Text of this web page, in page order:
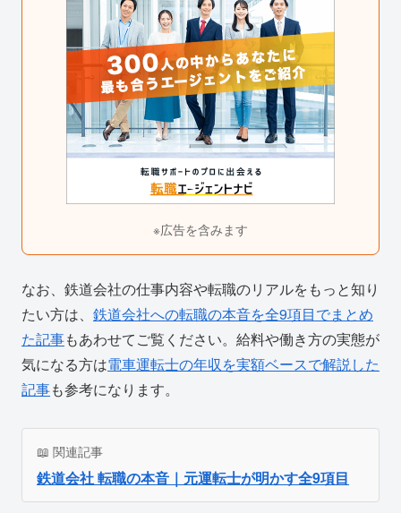
※広告を含みます
なお、鉄道会社の仕事内容や転職のリアルをもっと知り
たい方は、 鉄道会社への転職の本音を全9項目でまとめ
た記事もあわせてご覧ください。給料や働き方の実態が
気になる方は電車運転士の年収を実額ベースで解説した
記事も参考になります。
📖 関連記事
鉄道会社 転職の本音｜元運転士が明かす全9項目